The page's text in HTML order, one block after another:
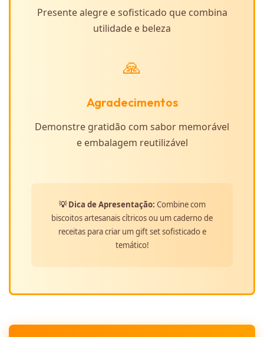
Presente alegre e sofisticado que combina
utilidade e beleza
🙏
Agradecimentos
Demonstre gratidão com sabor memorável
e embalagem reutilizável
💡 Dica de Apresentação: Combine com
biscoitos artesanais cítricos ou um caderno de
receitas para criar um gift set sofisticado e
temático!